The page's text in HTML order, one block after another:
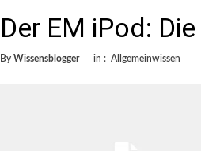
Der EM iPod:
By Wissensblogger in : Allgemeinwissen